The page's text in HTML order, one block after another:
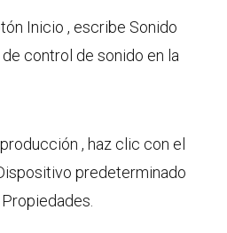
Inicio , escribe Sonido
control de sonido en la
, haz clic con el
predeterminado